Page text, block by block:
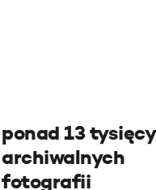
ponad 13 tysięcy
archiwalnych
fotografii